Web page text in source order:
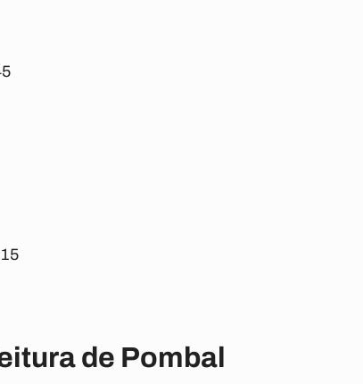
de Pombal